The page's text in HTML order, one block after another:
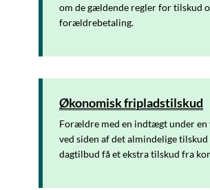
om de gældende regler for tilskud
forældrebetaling.
Økonomisk fripladstilskud
Forældre med en indtægt under en
ved siden af det almindelige
dagtilbud få et ekstra tilskud fra